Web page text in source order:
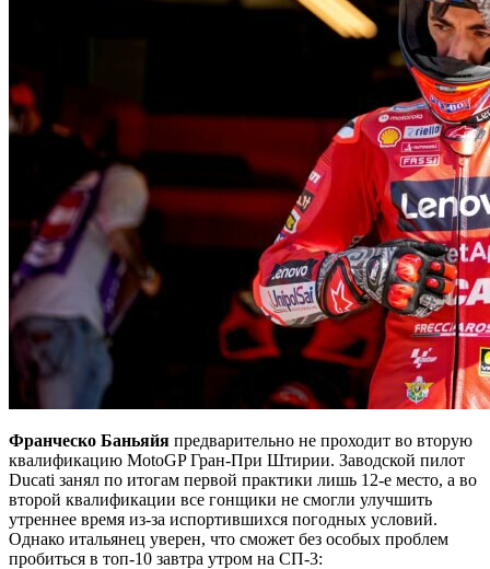
Франческо Баньяйя предварительно не проходит во вторую
квалификацию MotoGP Гран-При Штирии. Заводской пилот
Ducati занял по итогам первой практики лишь 12-е место, а во
второй квалификации все гонщики не смогли улучшить
утреннее время из-за испортившихся погодных условий.
Однако итальянец уверен, что сможет без особых проблем
пробиться в топ-10 завтра утром на СП-3: